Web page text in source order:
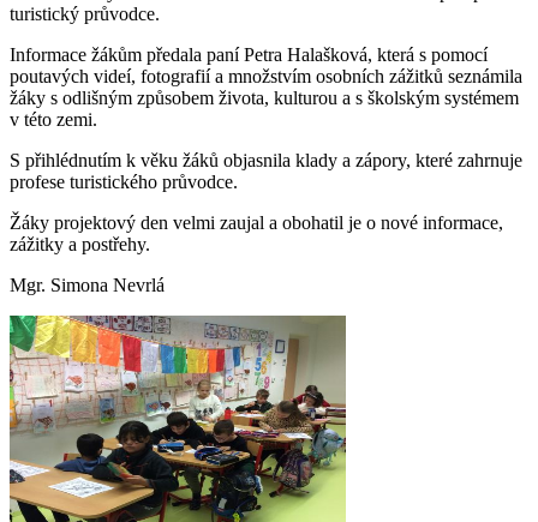
turistický průvodce.
Informace žákům předala paní Petra Halašková, která s pomocí
poutavých videí, fotografií a množstvím osobních zážitků seznámila
žáky s odlišným způsobem života, kulturou a s školským systémem
v této zemi.
S přihlédnutím k věku žáků objasnila klady a zápory, které zahrnuje
profese turistického průvodce.
Žáky projektový den velmi zaujal a obohatil je o nové informace,
zážitky a postřehy.
Mgr. Simona Nevrlá